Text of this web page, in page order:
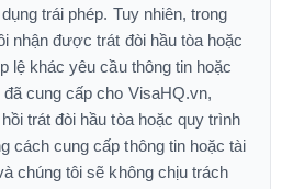
trái phép. Tuy nhiên, trong
nhận được trát đòi hầu tòa hoặc
lệ khác yêu cầu thông tin hoặc
cung cấp cho VisaHQ.vn,
trát đòi hầu tòa hoặc quy trình
cách cung cấp thông tin hoặc tài
chúng tôi sẽ không chịu trách